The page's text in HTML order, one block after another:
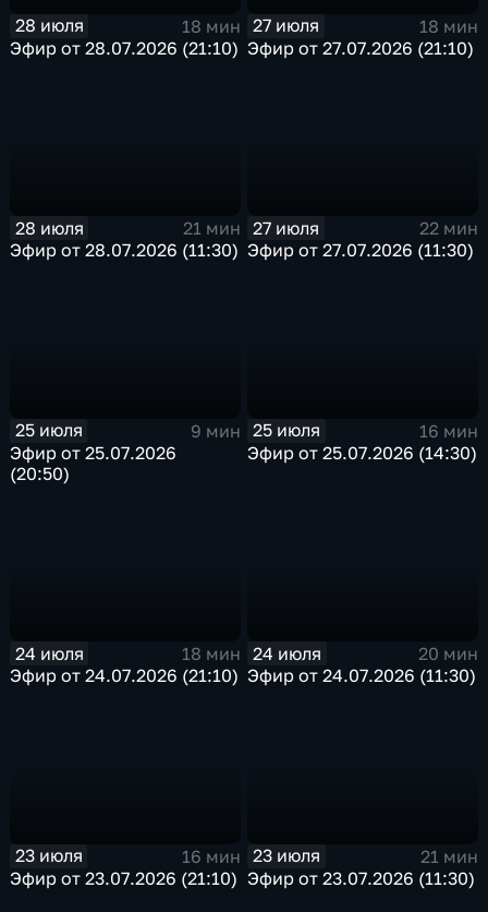
28 июля
18 мин
Эфир от 28.07.2026 (21:10)
27 июля
18 мин
Эфир от 27.07.2026 (21:10)
28 июля
21 мин
Эфир от 28.07.2026 (11:30)
27 июля
22 мин
Эфир от 27.07.2026 (11:30)
25 июля
9 мин
Эфир от 25.07.2026
(20:50)
25 июля
16 мин
Эфир от 25.07.2026 (14:30)
24 июля
18 мин
Эфир от 24.07.2026 (21:10)
24 июля
20 мин
Эфир от 24.07.2026 (11:30)
23 июля
16 мин
Эфир от 23.07.2026 (21:10)
23 июля
21 мин
Эфир от 23.07.2026 (11:30)